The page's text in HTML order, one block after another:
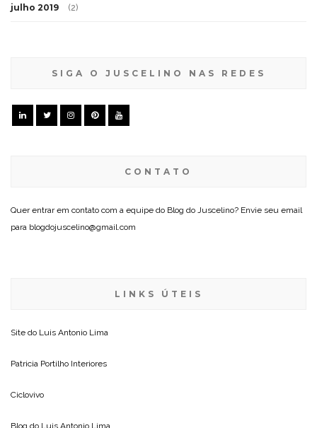
julho 2019 (2)
SIGA O JUSCELINO NAS REDES
CONTATO
Quer entrar em contato com a equipe do Blog do Juscelino? Envie seu email
para blogdojuscelino@gmail.com
LINKS ÚTEIS
Site do Luis Antonio Lima
Patricia Portilho Interiores
Ciclovivo
Blog do Luis Antonio Lima